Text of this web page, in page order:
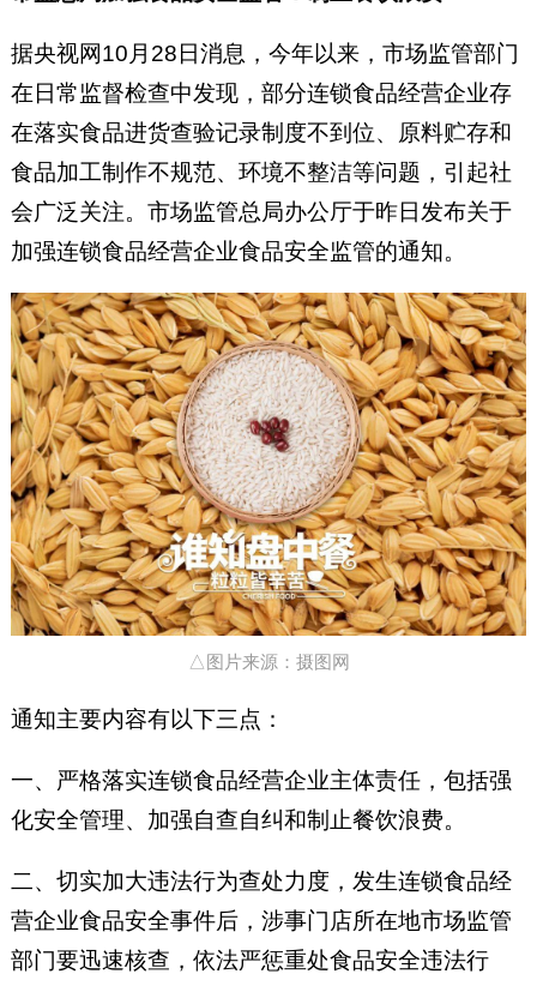
据央视网10月28日消息，今年以来，市场监管部门
在日常监督检查中发现，部分连锁食品经营企业存
在落实食品进货查验记录制度不到位、原料贮存和
食品加工制作不规范、环境不整洁等问题，引起社
会广泛关注。市场监管总局办公厅于昨日发布关于
加强连锁食品经营企业食品安全监管的通知。
△图片来源：摄图网
通知主要内容有以下三点：
一、严格落实连锁食品经营企业主体责任，包括强
化安全管理、加强自查自纠和制止餐饮浪费。
二、切实加大违法行为查处力度，发生连锁食品经
营企业食品安全事件后，涉事门店所在地市场监管
部门要迅速核查，依法严惩重处食品安全违法行